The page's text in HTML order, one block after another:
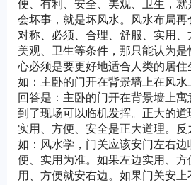
便、有利、安全、美观、卫生，
会坏事，就是坏风水。风水布局再
对称、必须、合理、舒服、实用、
美观、卫生等条件，那只能认为
心必须是要更好地适合人类的居住
如：主卧的门开在背景墙上在风
回答是：主卧的门开在背景墙上寓
到了现场可以临机发挥。正大的道
实用、方便、安全是正大道理。
如：风水学，门关应该安门左右
便、实用为准。如果左边实用、
用、方便就安右边。如果门关安